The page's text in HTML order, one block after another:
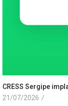
CRESS Sergipe
21/07/2026 /